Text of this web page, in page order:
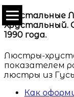
Хрустальные
Хрустальный.
1990 года.
Люстры-
показателем
люстры из
Как